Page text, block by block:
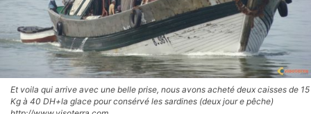
Et voila qui arrive avec une belle prise, nous avons acheté deux caisses de 15
Kg à 40 DH+la glace pour consérvé les sardines (deux jour e pêche)